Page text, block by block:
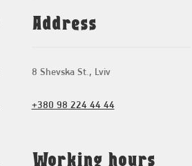
Address
8 Shevska St., Lviv
+380 98 224 44 44
Working hours